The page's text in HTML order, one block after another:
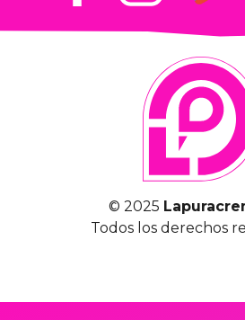
© 2025
Todos los derechos